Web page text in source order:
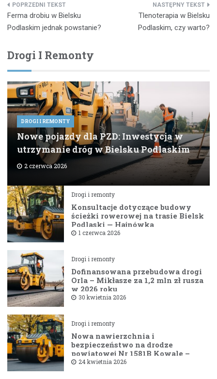
Nawigacja
wpisu
Ferma drobiu w Bielsku
Podlaskim jednak powstanie?
Tlenoterapia w Bielsku
Podlaskim, czy warto?
Drogi I Remonty
DROGI I REMONTY
Nowe pojazdy dla PZD: Inwestycja w
utrzymanie dróg w Bielsku Podlaskim
2 czerwca 2026
Drogi i remonty
Konsultacje dotyczące budowy
ścieżki rowerowej na trasie Bielsk
Podlaski — Hajnówka
1 czerwca 2026
Drogi i remonty
Dofinansowana przebudowa drogi
Orla – Mikłasze za 1,2 mln zł rusza
w 2026 roku
30 kwietnia 2026
Drogi i remonty
Nowa nawierzchnia i
bezpieczeństwo na drodze
powiatowej Nr 1581B Kowale –
Filipy
24 kwietnia 2026